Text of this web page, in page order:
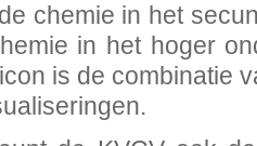
chemie in het
in het hoger
is de combinatie